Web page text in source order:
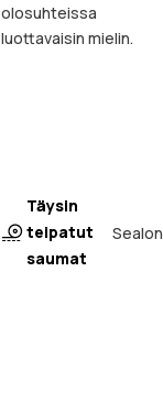
olosuhteissa
luottavaisin mielin.
Täysin
teipatut
saumat
Sealon